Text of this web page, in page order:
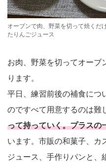
オーブンで肉、野菜を切って焼くだ
たりんごジュース
お肉、野菜を切ってオーブ
ります。
平日、練習前後の補食につ
のですべて用意するのは難
って持っていく。プラスの
います。市販の和菓子、カ
ジュース、手作りパンと、